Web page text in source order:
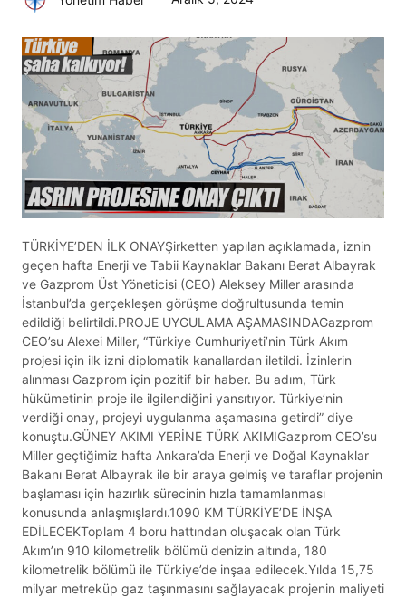
TÜRKİYE’DEN İLK ONAYŞirketten yapılan açıklamada, iznin
geçen hafta Enerji ve Tabii Kaynaklar Bakanı Berat Albayrak
ve Gazprom Üst Yöneticisi (CEO) Aleksey Miller arasında
İstanbul’da gerçekleşen görüşme doğrultusunda temin
edildiği belirtildi.PROJE UYGULAMA AŞAMASINDAGazprom
CEO’su Alexei Miller, “Türkiye Cumhuriyeti’nin Türk Akım
projesi için ilk izni diplomatik kanallardan iletildi. İzinlerin
alınması Gazprom için pozitif bir haber. Bu adım, Türk
hükümetinin proje ile ilgilendiğini yansıtıyor. Türkiye’nin
verdiği onay, projeyi uygulanma aşamasına getirdi” diye
konuştu.GÜNEY AKIMI YERİNE TÜRK AKIMIGazprom CEO’su
Miller geçtiğimiz hafta Ankara’da Enerji ve Doğal Kaynaklar
Bakanı Berat Albayrak ile bir araya gelmiş ve taraflar projenin
başlaması için hazırlık sürecinin hızla tamamlanması
konusunda anlaşmışlardı.1090 KM TÜRKİYE’DE İNŞA
EDİLECEKToplam 4 boru hattından oluşacak olan Türk
Akım’ın 910 kilometrelik bölümü denizin altında, 180
kilometrelik bölümü ile Türkiye’de inşaa edilecek.Yılda 15,75
milyar metreküp gaz taşınmasını sağlayacak projenin maliyeti